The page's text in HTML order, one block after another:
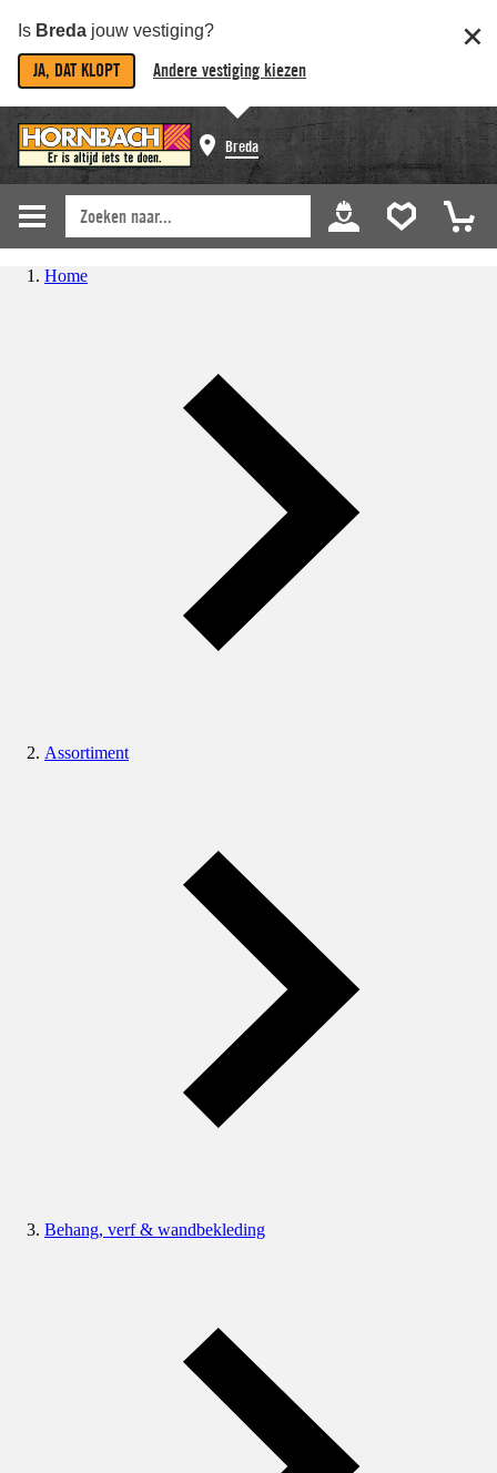
Is Breda jouw vestiging?
JA, DAT KLOPT Andere vestiging kiezen
Breda
Home
Assortiment
Behang, verf & wandbekleding